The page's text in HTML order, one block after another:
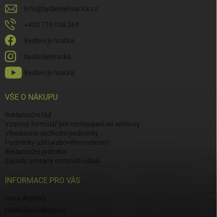
info@ bydlenijehracka.cz
+420 775 036 269
Bydlení je hračka
bydlenijehracka
Bydlení je hračka
VŠE O NÁKUPU
Reklamační řád
Vzorový formulář pro odstoupení od smlouvy
Všeobecné obchodní podmínky
Podmínky užití webového rozhraní
Reklamační protokol
INFORMACE PRO VÁS